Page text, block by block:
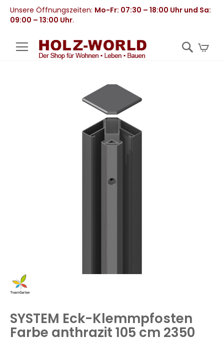
Unsere Öffnungszeiten: Mo-Fr: 07:30 – 18:00 Uhr und Sa:
09:00 – 13:00 Uhr.
Zum
Anfang
springen
SYSTEM Eck-Klemmpfosten
Farbe anthrazit 105 cm 2350